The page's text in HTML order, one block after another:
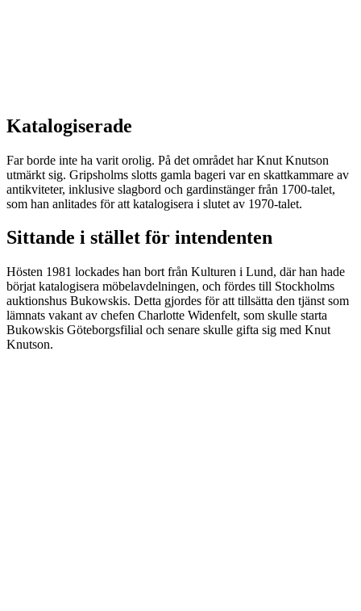
Katalogiserade
Far borde inte ha varit orolig. På det området har Knut Knutson
utmärkt sig. Gripsholms slotts gamla bageri var en skattkammare av
antikviteter, inklusive slagbord och gardinstänger från 1700-talet,
som han anlitades för att katalogisera i slutet av 1970-talet.
Sittande i stället för intendenten
Hösten 1981 lockades han bort från Kulturen i Lund, där han hade
börjat katalogisera möbelavdelningen, och fördes till Stockholms
auktionshus Bukowskis. Detta gjordes för att tillsätta den tjänst som
lämnats vakant av chefen Charlotte Widenfelt, som skulle starta
Bukowskis Göteborgsfilial och senare skulle gifta sig med Knut
Knutson.